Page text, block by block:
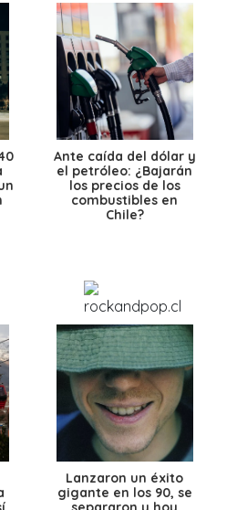
Ante caída del dólar y
el petróleo: ¿Bajarán
los precios de los
combustibles en
Chile?
Lanzaron un éxito
gigante en los 90, se